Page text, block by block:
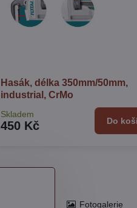
Hasák, délka 350mm/50mm,
industrial, CrMo
Skladem
450 Kč Do
Fotogalerie